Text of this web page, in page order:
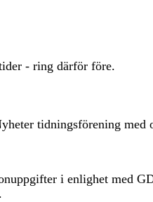
- ring därför före.
tidningsförening med
i enlighet med
.